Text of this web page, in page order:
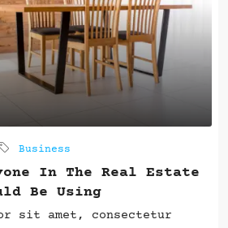
Business
In The Real Estate
Be Using
sit amet, consectetur